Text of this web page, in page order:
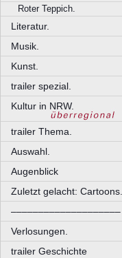
Roter Teppich.
Literatur.
Musik.
Kunst.
trailer spezial.
Kultur in NRW.
trailer Thema.
Auswahl.
Augenblick
Zuletzt gelacht: Cartoons.
––––––––––––––––––––
Verlosungen.
trailer Geschichte